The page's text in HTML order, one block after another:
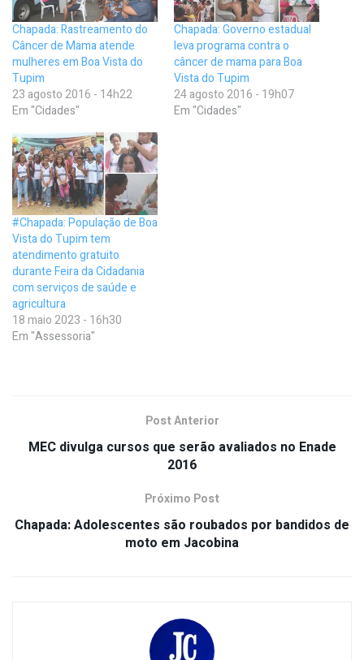
Chapada: Rastreamento do
Câncer de Mama atende
mulheres em Boa Vista do
Tupim
23 agosto 2016 - 14h22
Em "Cidades"
Chapada: Governo estadual
leva programa contra o
câncer de mama para Boa
Vista do Tupim
24 agosto 2016 - 19h07
Em "Cidades"
#Chapada: População de Boa
Vista do Tupim tem
atendimento gratuito
durante Feira da Cidadania
com serviços de saúde e
agricultura
18 maio 2023 - 16h30
Em "Assessoria"
Post Anterior
MEC divulga cursos que serão avaliados no Enade
2016
Próximo Post
Chapada: Adolescentes são roubados por bandidos de
moto em Jacobina